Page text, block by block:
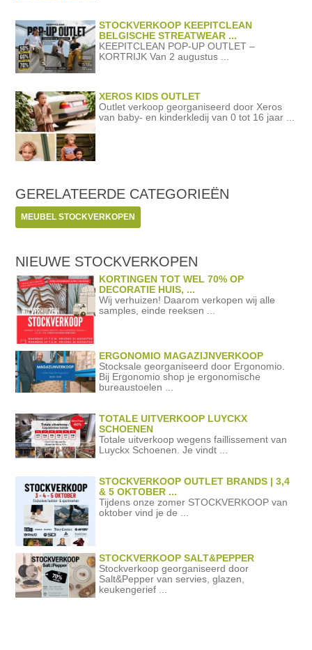
STOCKVERKOOP KEEPITCLEAN
BELGISCHE STREATWEAR ...
KEEPITCLEAN POP-UP OUTLET –
KORTRIJK Van 2 augustus ...
XEROS KIDS OUTLET
Outlet verkoop georganiseerd door Xeros
van baby- en kinderkledij van 0 tot 16 jaar ...
GERELATEERDE CATEGORIEËN
MEUBEL STOCKVERKOPEN
NIEUWE STOCKVERKOPEN
KORTINGEN TOT WEL 70% OP
DECORATIE HUIS, ...
Wij verhuizen! Daarom verkopen wij alle
samples, einde reeksen ...
ERGONOMIO MAGAZIJNVERKOOP
Stocksale georganiseerd door Ergonomio.
Bij Ergonomio shop je ergonomische
bureaustoelen ...
TOTALE UITVERKOOP LUYCKX
SCHOENEN
Totale uitverkoop wegens faillissement van
Luyckx Schoenen. Je vindt ...
STOCKVERKOOP OUTLET BRANDS | 3,4
& 5 OKTOBER ...
Tijdens onze zomer STOCKVERKOOP van
oktober vind je de ...
STOCKVERKOOP SALT&PEPPER
Stockverkoop georganiseerd door
Salt&Pepper van servies, glazen,
keukengerief ...